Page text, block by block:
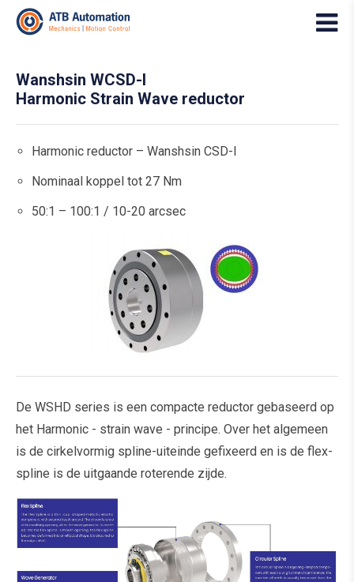
Wanshsin WCSD-I
Harmonic Strain Wave reductor
Harmonic reductor – Wanshsin CSD-I
Nominaal koppel tot 27 Nm
50:1 – 100:1 / 10-20 arcsec
De WSHD series is een compacte reductor gebaseerd op
het Harmonic - strain wave - principe. Over het algemeen
is de cirkelvormig spline-uiteinde gefixeerd en is de flex-
spline is de uitgaande roterende zijde.